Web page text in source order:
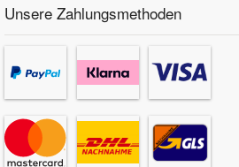
Unsere Zahlungsmethoden